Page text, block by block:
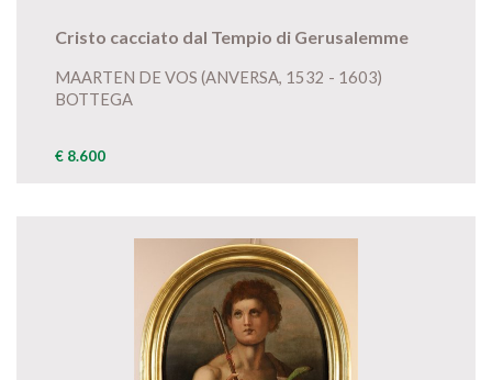
Cristo cacciato dal Tempio di Gerusalemme
MAARTEN DE VOS (ANVERSA, 1532 - 1603)
BOTTEGA
€ 8.600